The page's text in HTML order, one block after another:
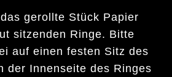
gerollte Stück Papier
sitzenden Ringe. Bitte
auf einen festen Sitz des
der Innenseite des Ringes